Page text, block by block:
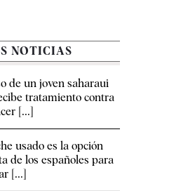
NOTICIAS
de un joven saharaui
tratamiento contra
[...]
usado es la opción
de los españoles para
[...]